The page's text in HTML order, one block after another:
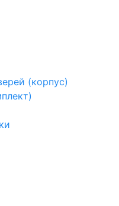
(корпус)